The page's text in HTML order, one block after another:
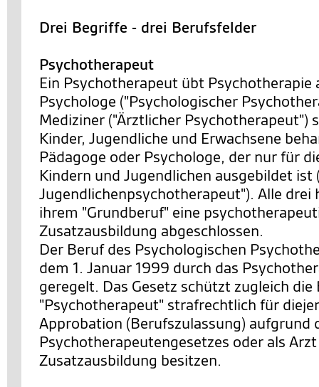
Drei Begriffe - drei Berufsfelder
Psychotherapeut
Ein Psychotherapeut übt Psychotherapie
Psychologe ("Psychologischer
Mediziner ("Ärztlicher Psychotherapeut")
Kinder, Jugendliche und Erwachsene
Pädagoge oder Psychologe, der nur für
Kindern und Jugendlichen ausgebildet ist
Jugendlichenpsychotherapeut"). Alle drei
ihrem "Grundberuf" eine
Zusatzausbildung abgeschlossen.
Der Beruf des Psychologischen
dem 1. Januar 1999 durch das
geregelt. Das Gesetz schützt zugleich
"Psychotherapeut" strafrechtlich für
Approbation (Berufszulassung) aufgrund
Psychotherapeutengesetzes oder als
Zusatzausbildung besitzen.